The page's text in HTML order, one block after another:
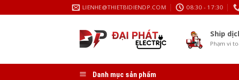
to
LIENHE@THIETBIDIENDP.COM 08:30 - 17:30
Ship
Phạm vi
Danh mục sản phẩm